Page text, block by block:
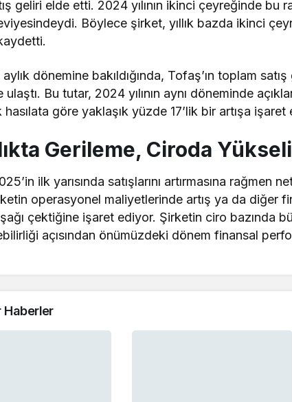
geliri elde etti. 2024 yılının ikinci çeyreğinde
Böylece şirket, yıllık bazda ikinci
aylık dönemine bakıldığında, Tofaş’ın toplam
ulaştı. Bu tutar, 2024 yılının aynı döneminde
hasılata göre yaklaşık yüzde 17’lik bir artışa işaret
Gerileme, Ciroda
ilk yarısında satışlarını artırmasına rağmen
operasyonel maliyetlerinde artış ya da diğer
çektiğine işaret ediyor. Şirketin ciro bazında
açısından önümüzdeki dönem finansal
Haberler